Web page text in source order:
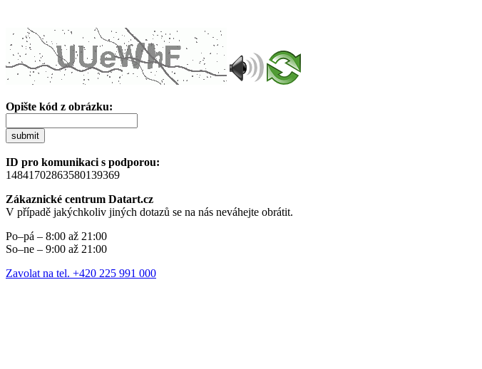
Opište kód z obrázku:
submit
ID pro komunikaci s podporou:
14841702863580139369
Zákaznické centrum Datart.cz
V případě jakýchkoliv jiných dotazů se na nás neváhejte obrátit.
Po–pá – 8:00 až 21:00
So–ne – 9:00 až 21:00
Zavolat na tel. +420 225 991 000